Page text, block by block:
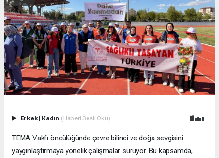
Erkek| Kadın (Haberi Sesli Oku)
TEMA Vakfı öncülüğünde çevre bilinci ve doğa sevgisini
yaygınlaştırmaya yönelik çalışmalar sürüyor. Bu kapsamda,